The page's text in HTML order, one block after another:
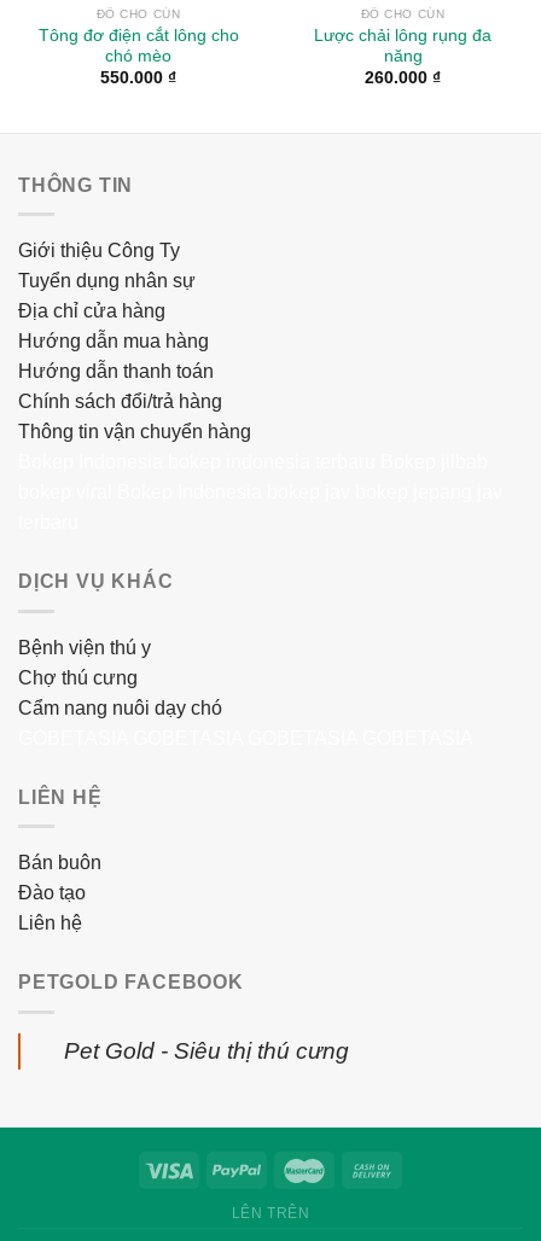
ĐỒ CHO CÚN
Tông đơ điện cắt lông cho
chó mèo
550.000 ₫
ĐỒ CHO CÚN
Lược chải lông rụng đa
năng
260.000 ₫
THÔNG TIN
Giới thiệu Công Ty
Tuyển dụng nhân sự
Địa chỉ cửa hàng
Hướng dẫn mua hàng
Hướng dẫn thanh toán
Chính sách đổi/trả hàng
Thông tin vận chuyển hàng
DỊCH VỤ KHÁC
Bệnh viện thú y
Chợ thú cưng
Cẩm nang nuôi dạy chó
LIÊN HỆ
Bán buôn
Đào tạo
Liên hệ
PETGOLD FACEBOOK
Pet Gold - Siêu thị thú cưng
LÊN TRÊN